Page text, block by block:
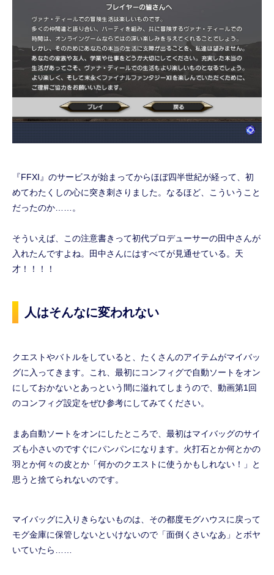
『FFXI』のサービスが始まってからほぼ四半世紀が経って、初
めてわたくしの心に突き刺さりました。なるほど、こういうこと
だったのか……。
そういえば、この注意書きって初代プロデューサーの田中さんが
入れたんですよね。田中さんにはすべてが見通せている。天
才！！！！
人はそんなに変われない
クエストやバトルをしていると、たくさんのアイテムがマイバッ
グに入ってきます。これ、最初にコンフィグで自動ソートをオン
にしておかないとあっという間に溢れてしまうので、動画第1回
のコンフィグ設定をぜひ参考にしてみてください。
まあ自動ソートをオンにしたところで、最初はマイバッグのサイ
ズも小さいのですぐにパンパンになります。火打石とか何とかの
羽とか何々の皮とか「何かのクエストに使うかもしれない！」と
思うと捨てられないのです。
マイバッグに入りきらないものは、その都度モグハウスに戻って
モグ金庫に保管しないといけないので「面倒くさいなあ」とボヤ
いていたら……